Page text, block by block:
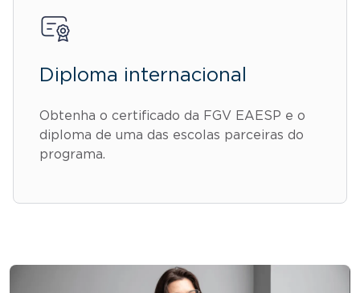
Diploma internacional
Obtenha o certificado da FGV EAESP e o
diploma de uma das escolas parceiras do
programa.